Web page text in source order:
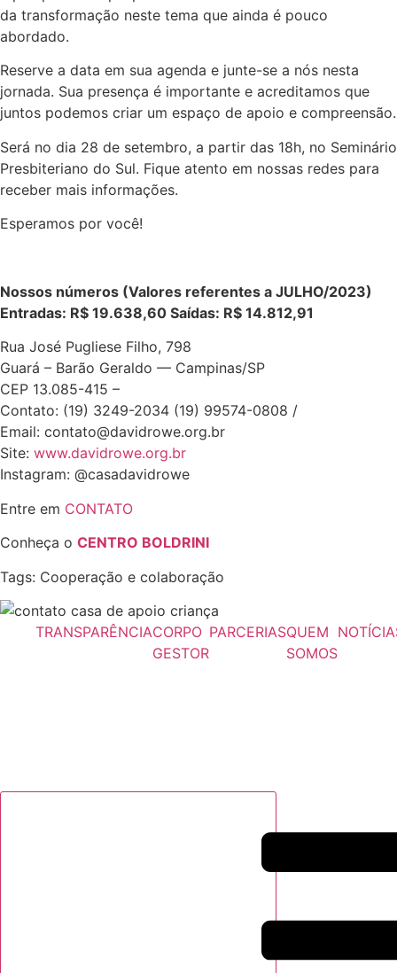
da transformação neste tema que ainda é pouco
abordado.
Reserve a data em sua agenda e junte-se a nós nesta
jornada. Sua presença é importante e acreditamos que
juntos podemos criar um espaço de apoio e compreensão.
Será no dia 28 de setembro, a partir das 18h, no Seminário
Presbiteriano do Sul. Fique atento em nossas redes para
receber mais informações.
Esperamos por você!
Nossos números (Valores referentes a JULHO/2023)
Entradas: R$ 19.638,60 Saídas: R$ 14.812,91
Rua José Pugliese Filho, 798
Guará – Barão Geraldo — Campinas/SP
CEP 13.085-415 –
Contato: (19) 3249-2034 (19) 99574-0808 /
Email: contato@davidrowe.org.br
Site: www.davidrowe.org.br
Instagram: @casadavidrowe
Entre em CONTATO
Conheça o CENTRO BOLDRINI
Tags: Cooperação e colaboração
TRANSPARÊNCIACORPO
GESTOR
PARCERIASQUEM
SOMOS